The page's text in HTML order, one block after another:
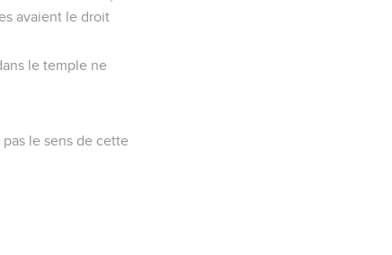
avaient le droit
le temple ne
le sens de cette